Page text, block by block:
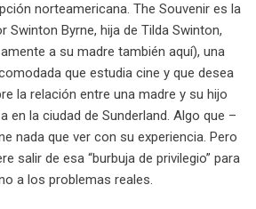
norteamericana. The Souvenir es la
Swinton Byrne, hija de Tilda Swinton,
a su madre también aquí), una
que estudia cine y que desea
la relación entre una madre y su hijo
en la ciudad de Sunderland. Algo que –
nada que ver con su experiencia. Pero
salir de esa “burbuja de privilegio” para
a los problemas reales.